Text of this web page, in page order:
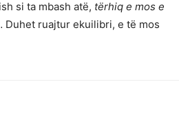
si ta mbash atë, tërhiq e mos e
ruajtur ekuilibri, e të mos